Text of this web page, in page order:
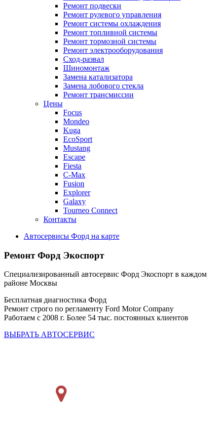
Ремонт подвески
Ремонт рулевого управления
Ремонт системы охлаждения
Ремонт топливной системы
Ремонт тормозной системы
Ремонт электрооборудования
Сход-развал
Шиномонтаж
Замена катализатора
Замена лобового стекла
Ремонт трансмиссии
Цены
Focus
Mondeo
Kuga
EcoSport
Mustang
Escape
Fiesta
C-Max
Fusion
Explorer
Galaxy
Tourneo Connect
Контакты
Автосервисы Форд на карте
Ремонт Форд Экоспорт
Специализированный автосервис Форд Экоспорт в каждом
районе Москвы
Бесплатная диагностика Форд
Ремонт строго по регламенту Ford Motor Company
Работаем с 2008 г. Более 54 тыс. постоянных клиентов
ВЫБРАТЬ АВТОСЕРВИС